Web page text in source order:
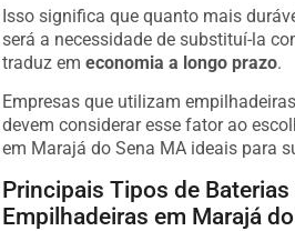
Isso significa que quanto mais
será a necessidade de substituí-la
traduz emeconomia a longo prazo.
Empresas que utilizam
devem considerar esse fator ao
em Marajá do Sena MA ideais para
Principais Tipos de Baterias
Empilhadeiras em Marajá